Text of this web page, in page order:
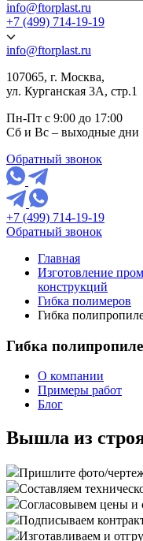
info@ftorplast.ru
+7 (499) 714-19-19
info@ftorplast.ru
107065, г. Москва,
ул. Курганская 3А, стр.1
Пн-Пт с 9:00 до 17:00
Сб и Вс – выходные дни
Обратный звонок
+7 (499) 714-19-19
Обратный звонок
Главная
Изготовление
конструкций
Гибка полимеров
Гибка
Гибка
О компании
Примеры работ
Блог
Вышла из
Пришлите фото/
Составляем
Согласовывем цены и
Подписываем
Изготавливаем и